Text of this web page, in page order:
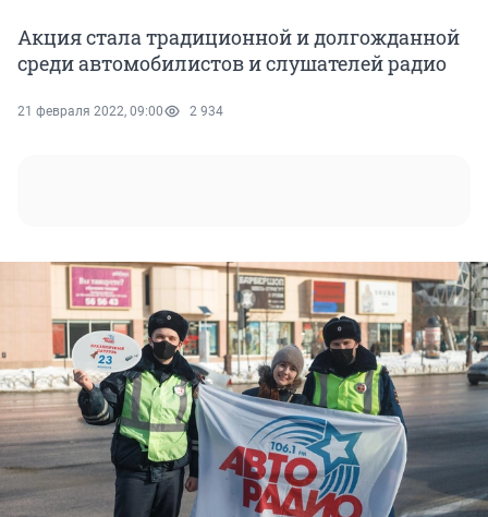
Акция стала традиционной и долгожданной
среди автомобилистов и слушателей радио
21 февраля 2022, 09:00 2 934